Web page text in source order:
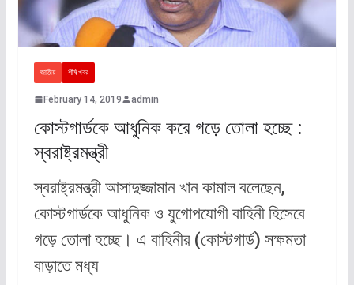
জাতীয় শীর্ষ খবর
February 14, 2019 admin
কোস্টগার্ডকে আধুনিক করে গড়ে তোলা হচ্ছে :
স্বরাষ্ট্রমন্ত্রী
স্বরাষ্ট্রমন্ত্রী আসাদুজ্জামান খান কামাল বলেছেন,
কোস্টগার্ডকে আধুনিক ও যুগোপযোগী বাহিনী হিসেবে
গড়ে তোলা হচ্ছে। এ বাহিনীর (কোস্টগার্ড) সক্ষমতা
বাড়াতে মধ্য